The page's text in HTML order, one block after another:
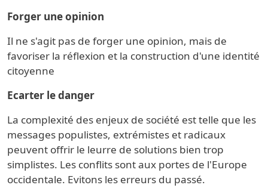
Forger une opinion
Il ne s'agit pas de forger une opinion, mais de
favoriser la réflexion et la construction d'une identité
citoyenne
Ecarter le danger
La complexité des enjeux de société est telle que les
messages populistes, extrémistes et radicaux
peuvent offrir le leurre de solutions bien trop
simplistes. Les conflits sont aux portes de l'Europe
occidentale. Evitons les erreurs du passé.